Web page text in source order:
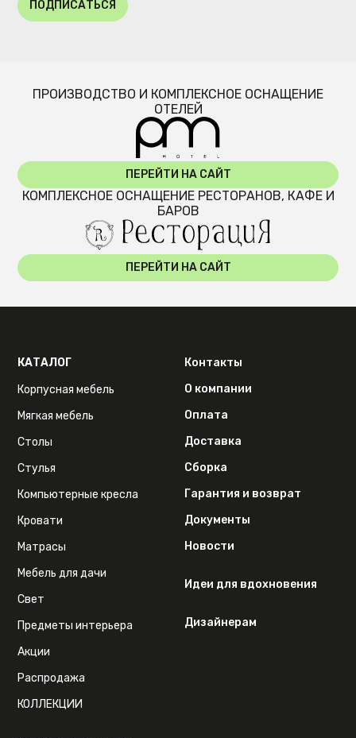
ПОДПИСАТЬСЯ
ПРОИЗВОДСТВО И КОМПЛЕКСНОЕ ОСНАЩЕНИЕ
ОТЕЛЕЙ
ПЕРЕЙТИ НА САЙТ
КОМПЛЕКСНОЕ ОСНАЩЕНИЕ РЕСТОРАНОВ, КАФЕ И
БАРОВ
ПЕРЕЙТИ НА САЙТ
КАТАЛОГ
Корпусная мебель
Мягкая мебель
Столы
Стулья
Компьютерные кресла
Кровати
Матрасы
Мебель для дачи
Свет
Предметы интерьера
Акции
Распродажа
КОЛЛЕКЦИИ
Контакты
О компании
Оплата
Доставка
Сборка
Гарантия и возврат
Документы
Новости
Идеи для вдохновения
Дизайнерам